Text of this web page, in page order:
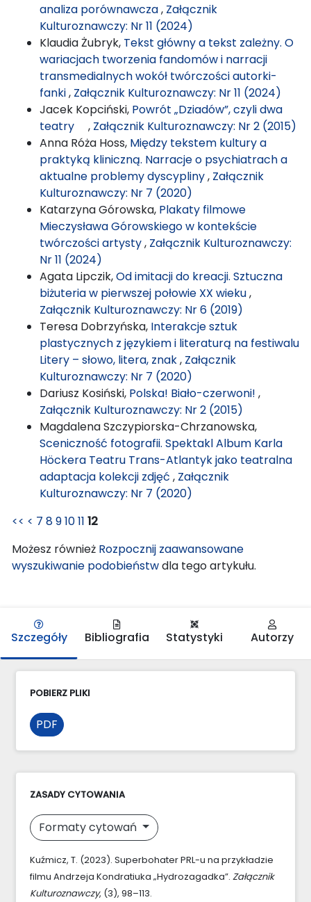
analiza porównawcza, Załącznik
Kulturoznawczy: Nr 11 (2024)
Klaudia Żubryk, Tekst główny a tekst zależny. O
wariacjach tworzenia fandomów i narracji
transmedialnych wokół twórczości autorki-
fanki, Załącznik Kulturoznawczy: Nr 11 (2024)
Jacek Kopciński, Powrót „Dziadów”, czyli dwa
teatry , Załącznik Kulturoznawczy: Nr 2 (2015)
Anna Róża Hoss, Między tekstem kultury a
praktyką kliniczną. Narracje o psychiatrach a
aktualne problemy dyscypliny, Załącznik
Kulturoznawczy: Nr 7 (2020)
Katarzyna Górowska, Plakaty filmowe
Mieczysława Górowskiego w kontekście
twórczości artysty, Załącznik Kulturoznawczy:
Nr 11 (2024)
Agata Lipczik,Od imitacji do kreacji. Sztuczna
biżuteria w pierwszej połowie XX wieku,
Załącznik Kulturoznawczy: Nr 6 (2019)
Teresa Dobrzyńska, Interakcje sztuk
plastycznych z językiem i literaturą na festiwalu
Litery – słowo, litera, znak, Załącznik
Kulturoznawczy: Nr 7 (2020)
Dariusz Kosiński, Polska! Biało-czerwoni! ,
Załącznik Kulturoznawczy: Nr 2 (2015)
Magdalena Szczypiorska-Chrzanowska,
Sceniczność fotografii. Spektakl Album Karla
Höckera Teatru Trans-Atlantyk jako teatralna
adaptacja kolekcji zdjęć , Załącznik
Kulturoznawczy: Nr 7 (2020)
<< < 7 891011 12
Możesz również Rozpocznij zaawansowane
wyszukiwanie podobieństwdla tego artykułu.
Szczegóły Bibliografia Statystyki Autorzy
POBIERZ PLIKI
PDF
ZASADY CYTOWANIA
Formaty cytowań
Kuźmicz, T. (2023). Superbohater PRL-u na przykładzie
filmu Andrzeja Kondratiuka „Hydrozagadka”. Załącznik
Kulturoznawczy, (3), 98–113.